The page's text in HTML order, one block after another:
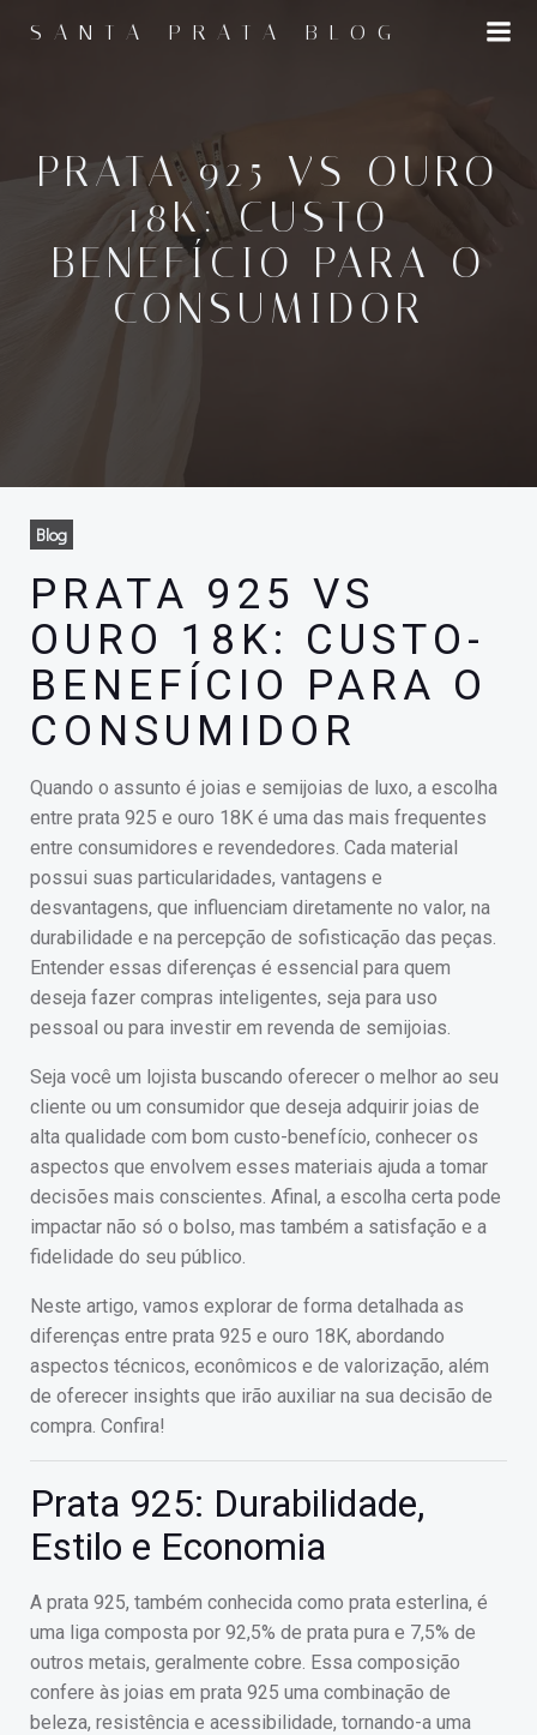
para
SANTA PRATA BLOG
PRATA 925 VS OURO
18K: CUSTO-
BENEFÍCIO PARA O
CONSUMIDOR
Blog
PRATA 925 VS
OURO 18K: CUSTO-
BENEFÍCIO PARA O
CONSUMIDOR
Quando o assunto é joias e semijoias de luxo, a escolha
entre prata 925 e ouro 18K é uma das mais frequentes
entre consumidores e revendedores. Cada material
possui suas particularidades, vantagens e
desvantagens, que influenciam diretamente no valor, na
durabilidade e na percepção de sofisticação das peças.
Entender essas diferenças é essencial para quem
deseja fazer compras inteligentes, seja para uso
pessoal ou para investir em revenda de semijoias.
Seja você um lojista buscando oferecer o melhor ao seu
cliente ou um consumidor que deseja adquirir joias de
alta qualidade com bom custo-benefício, conhecer os
aspectos que envolvem esses materiais ajuda a tomar
decisões mais conscientes. Afinal, a escolha certa pode
impactar não só o bolso, mas também a satisfação e a
fidelidade do seu público.
Neste artigo, vamos explorar de forma detalhada as
diferenças entre prata 925 e ouro 18K, abordando
aspectos técnicos, econômicos e de valorização, além
de oferecer insights que irão auxiliar na sua decisão de
compra. Confira!
Prata 925: Durabilidade,
Estilo e Economia
A prata 925, também conhecida como prata esterlina, é
uma liga composta por 92,5% de prata pura e 7,5% de
outros metais, geralmente cobre. Essa composição
confere às joias em prata 925 uma combinação de
beleza, resistência e acessibilidade, tornando-a uma